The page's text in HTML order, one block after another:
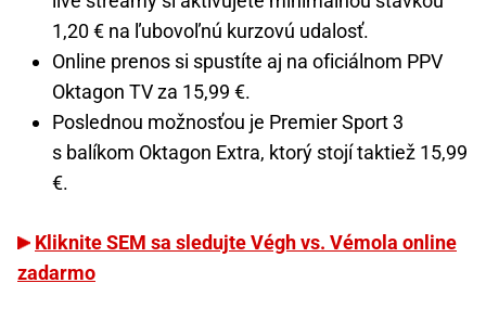
1,20 € na ľubovoľnú kurzovú udalosť.
Online prenos si spustíte aj na oficiálnom PPV
Oktagon TV za 15,99 €.
Poslednou možnosťou je Premier Sport 3
s balíkom Oktagon Extra, ktorý stojí taktiež 15,99
€.
Kliknite SEM sa sledujte Végh vs. Vémola online
zadarmo